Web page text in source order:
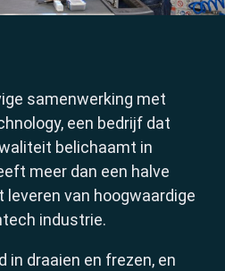
samenwerking met
een bedrijf dat
belichaamt in
meer dan een halve
van hoogwaardige
industrie.
in draaien en frezen, en